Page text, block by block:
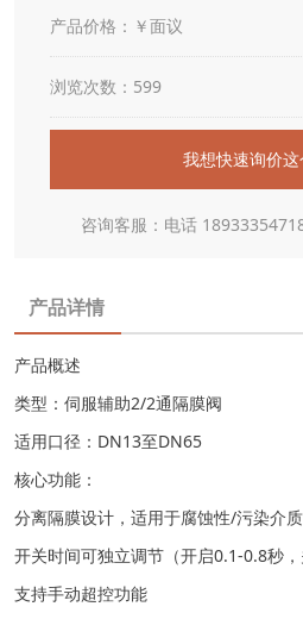
产品价格：￥面议
浏览次数：599
我想快速询价
咨询客服：电话
产品详情
产品概述
类型：伺服辅助2/2通隔膜阀
适用口径：DN13至DN65
核心功能：
分离隔膜设计，适用于腐蚀性/污染介质
开关时间可独立调节（开启0.1-0.8秒，
支持手动超控功能